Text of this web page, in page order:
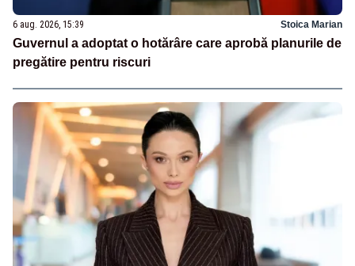
6 aug. 2026, 15:39 Stoica Marian
Guvernul a adoptat o hotărâre care aprobă planurile de
pregătire pentru riscuri